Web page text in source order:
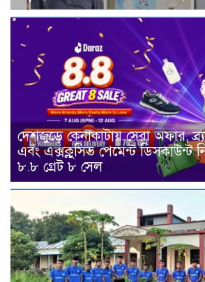
দেশজুড়ে কেনাকাটায় সেরা অফার,
এবং এক্সক্লুসিভ পেমেন্ট ডিসকাউন্ট
৮.৮ গ্রেট ৮ সেল